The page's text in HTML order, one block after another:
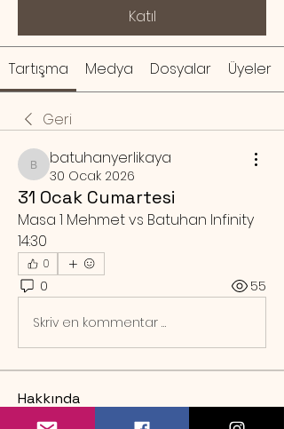
Katıl
Tartışma Medya Dosyalar Üyeler
Geri
batuhanyerlikaya
batuhanyerlikaya
30 Ocak 2026
31 Ocak Cumartesi
Masa 1 Mehmet vs Batuhan Infinity
14:30
0
0 55
Skriv en kommentar …
Hakkında
Örnek rezervasyon mesajı Sa